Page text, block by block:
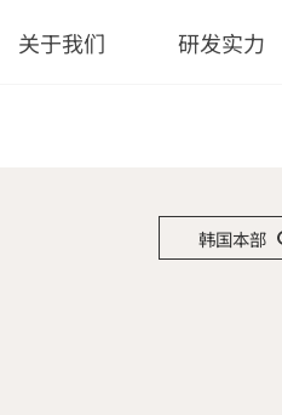
关于我们 研发实力